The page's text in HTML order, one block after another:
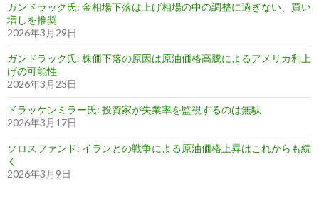
ガンドラック氏: 金相場下落は上げ相場の中の調整に過ぎない、買い
増しを推奨
2026年3月29日
ガンドラック氏: 株価下落の原因は原油価格高騰によるアメリカ利上
げの可能性
2026年3月23日
ドラッケンミラー氏: 投資家が失業率を監視するのは無駄
2026年3月17日
ソロスファンド: イランとの戦争による原油価格上昇はこれからも続
く
2026年3月9日